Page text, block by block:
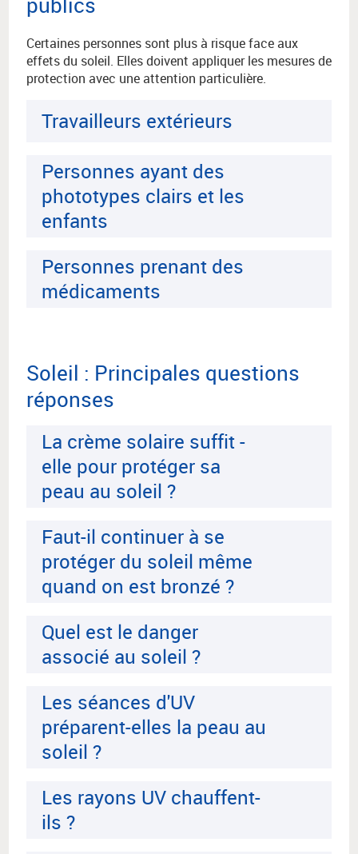
Certaines personnes sont plus à risque face aux
effets du soleil. Elles doivent appliquer les mesures de
protection avec une attention particulière.
Travailleurs extérieurs
Personnes ayant des
phototypes clairs et les
enfants
Personnes prenant des
médicaments
Soleil : Principales questions
réponses
La crème solaire suffit -
elle pour protéger sa
peau au soleil ?
Faut-il continuer à se
protéger du soleil même
quand on est bronzé ?
Quel est le danger
associé au soleil ?
Les séances d'UV
préparent-elles la peau au
soleil ?
Les rayons UV chauffent-
ils ?